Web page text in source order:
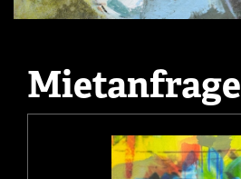
Mietanfrage